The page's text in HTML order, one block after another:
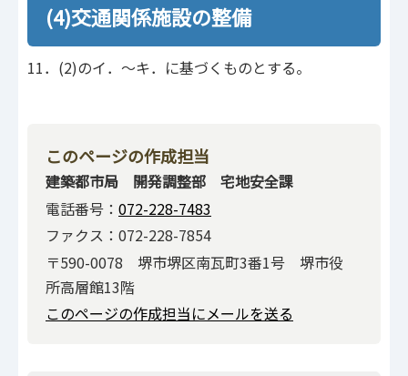
(4)交通関係施設の整備
11．(2)のイ．～キ．に基づくものとする。
このページの作成担当
建築都市局 開発調整部 宅地安全課
電話番号： 072-228-7483
ファクス：072-228-7854
〒590-0078 堺市堺区南瓦町3番1号 堺市役
所高層館13階
このページの作成担当にメールを送る